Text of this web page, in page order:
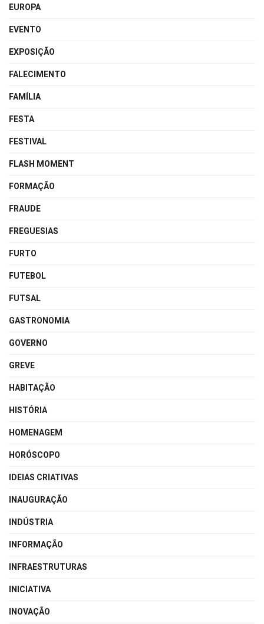
EUROPA
EVENTO
EXPOSIÇÃO
FALECIMENTO
FAMÍLIA
FESTA
FESTIVAL
FLASH MOMENT
FORMAÇÃO
FRAUDE
FREGUESIAS
FURTO
FUTEBOL
FUTSAL
GASTRONOMIA
GOVERNO
GREVE
HABITAÇÃO
HISTÓRIA
HOMENAGEM
HORÓSCOPO
IDEIAS CRIATIVAS
INAUGURAÇÃO
INDÚSTRIA
INFORMAÇÃO
INFRAESTRUTURAS
INICIATIVA
INOVAÇÃO